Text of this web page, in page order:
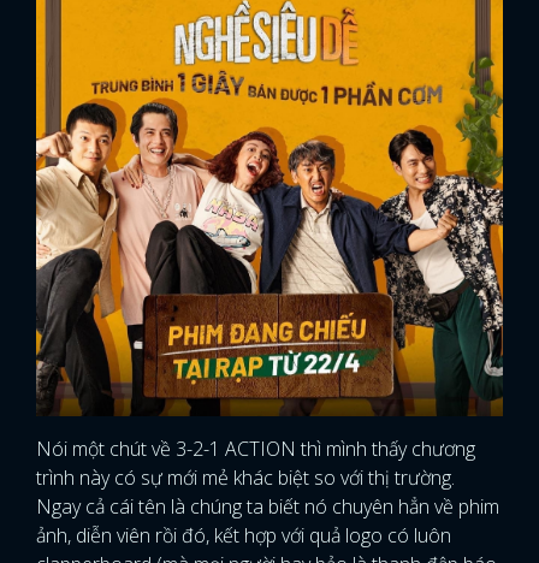
Nói một chút về 3-2-1 ACTION thì mình thấy chương
trình này có sự mới mẻ khác biệt so với thị trường.
Ngay cả cái tên là chúng ta biết nó chuyên hẳn về phim
ảnh, diễn viên rồi đó, kết hợp với quả logo có luôn